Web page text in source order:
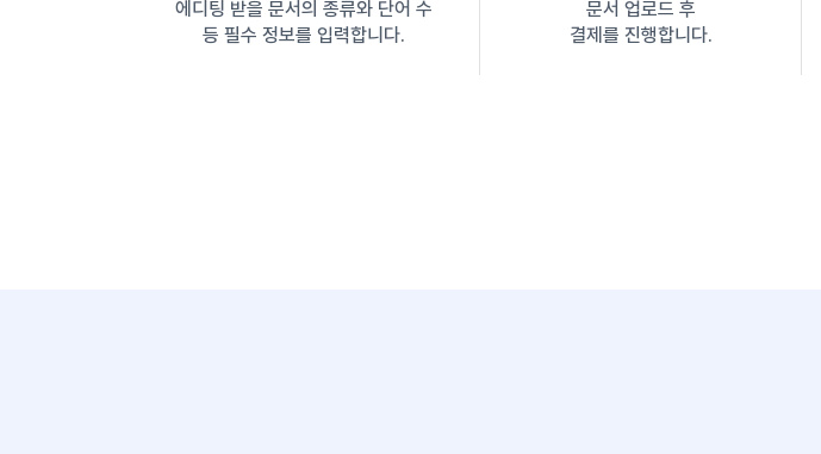
에디팅 받을 문서의 종류와 단어 수
등 필수 정보를 입력합니다.
문서 업로드 후
결제를 진행합니다.